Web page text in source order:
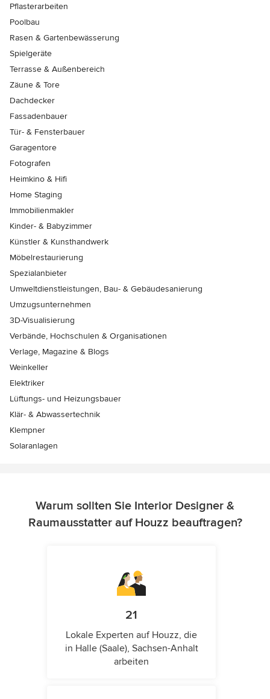
Pflasterarbeiten
Poolbau
Rasen & Gartenbewässerung
Spielgeräte
Terrasse & Außenbereich
Zäune & Tore
Dachdecker
Fassadenbauer
Tür- & Fensterbauer
Garagentore
Fotografen
Heimkino & Hifi
Home Staging
Immobilienmakler
Kinder- & Babyzimmer
Künstler & Kunsthandwerk
Möbelrestaurierung
Spezialanbieter
Umweltdienstleistungen, Bau- & Gebäudesanierung
Umzugsunternehmen
3D-Visualisierung
Verbände, Hochschulen & Organisationen
Verlage, Magazine & Blogs
Weinkeller
Elektriker
Lüftungs- und Heizungsbauer
Klär- & Abwassertechnik
Klempner
Solaranlagen
Warum sollten Sie Interior Designer &
Raumausstatter auf Houzz beauftragen?
21
Lokale Experten auf Houzz, die
in Halle (Saale), Sachsen-Anhalt
arbeiten